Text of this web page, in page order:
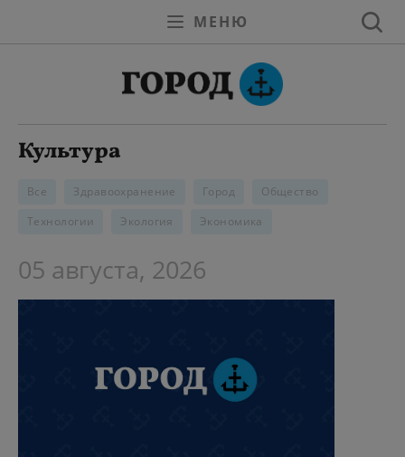
МЕНЮ
Культура
Все Здравоохранение Город
Общество
Технологии
Экология Экономика
05 августа, 2026